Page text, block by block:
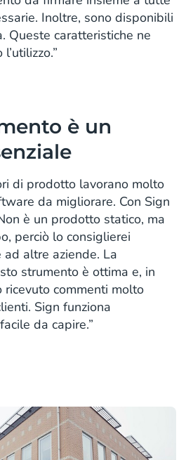
Inoltre, sono disponibili
Queste caratteristiche ne
è un
di prodotto lavorano molto
da migliorare. Con Sign
è un prodotto statico, ma
perciò lo consiglierei
ad altre aziende. La
strumento è ottima e, in
commenti molto
Sign funziona
da capire.”